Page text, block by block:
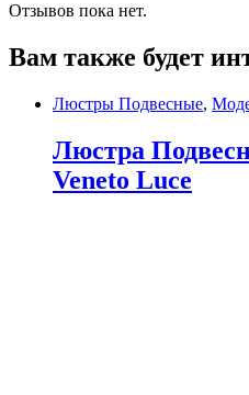
Отзывов пока нет.
Вам также будет
Люстры Подвесные,
Люстра
Veneto Luce